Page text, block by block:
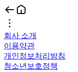
회사 소개
이용약관
개인정보처리방침
청소년보호정책